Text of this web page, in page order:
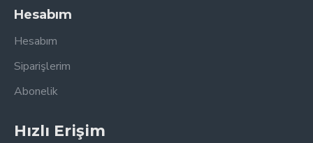
Hesabım
Hesabım
Siparişlerim
Abonelik
Hızlı Erişim